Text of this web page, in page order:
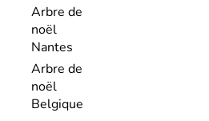
Arbre de
noël
Nantes
Arbre de
noël
Belgique